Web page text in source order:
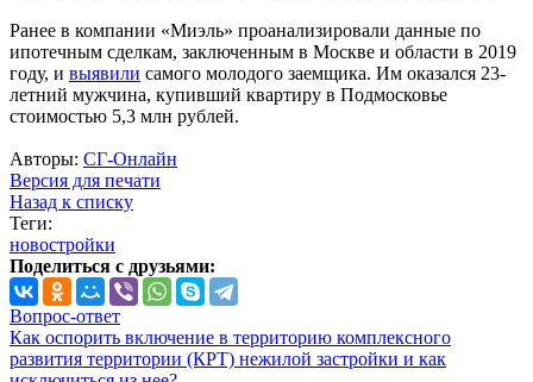
Ранее в компании «Миэль» проанализировали данные по
ипотечным сделкам, заключенным в Москве и области в 2019
году, и выявили самого молодого заемщика. Им оказался 23-
летний мужчина, купивший квартиру в Подмосковье
стоимостью 5,3 млн рублей.
Авторы: СГ-Онлайн
Версия для печати
Назад к списку
Теги:
новостройки
Поделиться с друзьями:
Вопрос-ответ
Как оспорить включение в территорию комплексного
развития территории (КРТ) нежилой застройки и как